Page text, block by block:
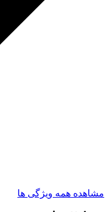
مشاهده همه ویژگی ها